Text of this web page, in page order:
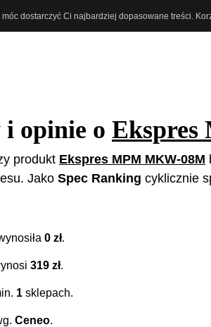
dostarczyć Ci najbardziej dopasowane treści.
opinie o
produkt Ekspres MPM MKW-08M
Jako Spec Ranking cyklicznie
0 zł.
319 zł.
1 sklepach.
Ceneo.